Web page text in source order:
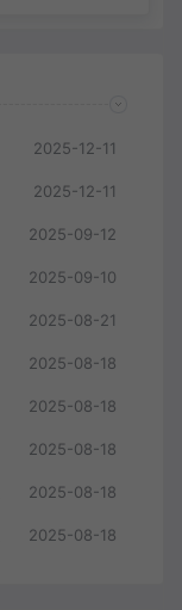
2025-12-11
2025-12-11
2025-09-12
2025-09-10
2025-08-21
2025-08-18
2025-08-18
2025-08-18
2025-08-18
2025-08-18